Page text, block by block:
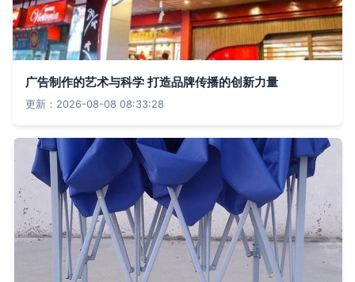
广告制作的艺术与科学 打造品牌传播的创新力量
更新：2026-08-08 08:33:28